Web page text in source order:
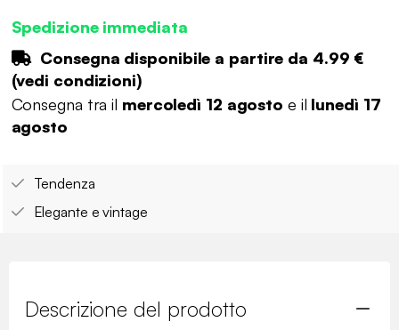
Spedizione immediata
Consegna disponibile a partire da 4.99 €
(vedi condizioni)
Consegna tra il mercoledì 12 agosto e il lunedì 17
agosto
Tendenza
Elegante e vintage
Descrizione del prodotto